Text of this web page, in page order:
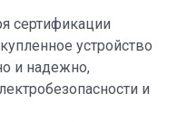
сертификации
устройство
и надежно,
и